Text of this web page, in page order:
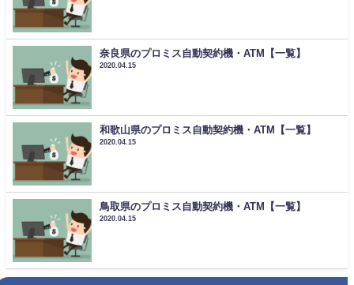
奈良県のプロミス自動契約機・ATM【一覧】
2020.04.15
和歌山県のプロミス自動契約機・ATM【一覧】
2020.04.15
鳥取県のプロミス自動契約機・ATM【一覧】
2020.04.15